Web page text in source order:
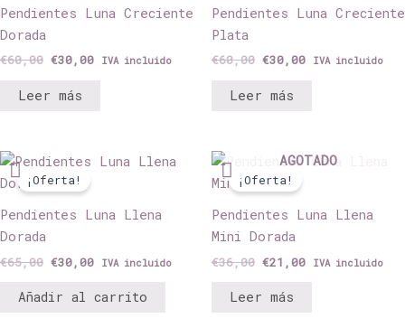
Pendientes Luna Creciente
Dorada
€60,00
€60,00.
€30,00
€30,00.
IVA incluido
Leer más
Pendientes Luna Creciente
Plata
€60,00
€60,00.
€30,00
€30,00.
IVA incluido
Leer más
¡Oferta!
Pendientes Luna Llena
Dorada
€65,00
El
precio
original
€65,00.
€30,00
El
€30,00.
IVA incluido
Añadir al carrito
AGOTADO
¡Oferta!
Pendientes Luna Llena
Mini Dorada
€36,00
precio
original
€36,00.
€21,00
El
€21,00.
IVA incluido
Leer más